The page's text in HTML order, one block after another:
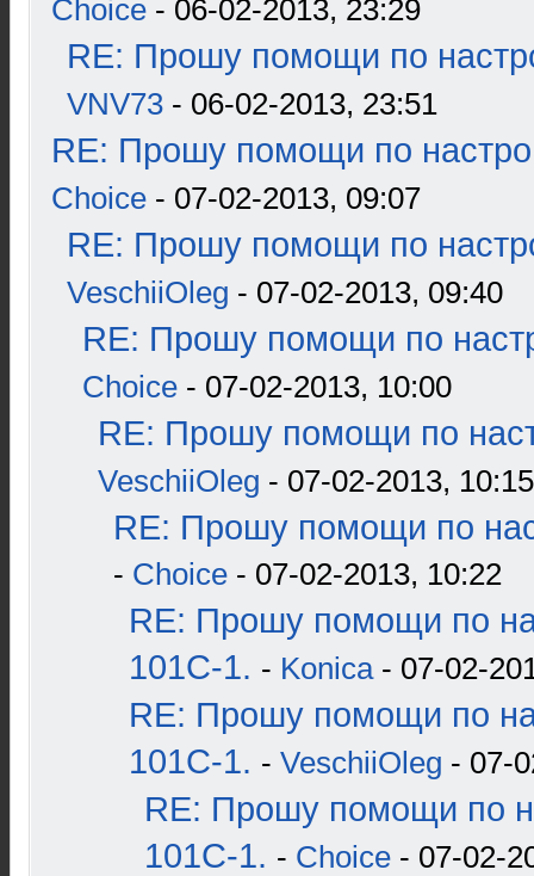
Choice - 06-02-2013, 23:29
RE: Прошу помощи по
VNV73 - 06-02-2013, 23:51
RE: Прошу помощи по
Choice - 07-02-2013, 09:07
RE: Прошу помощи по
VeschiiOleg - 07-02-2013, 09:40
RE: Прошу помощи по
Choice - 07-02-2013, 10:00
RE: Прошу помощи по
VeschiiOleg - 07-02-2013, 10:15
RE: Прошу помощи по
- Choice - 07-02-2013, 10:22
RE: Прошу помощи по
101С-1. - Konica- 07-02-
RE: Прошу помощи по
101С-1. - VeschiiOleg - 07-
RE: Прошу помощи по
101С-1. - Choice - 07-02-